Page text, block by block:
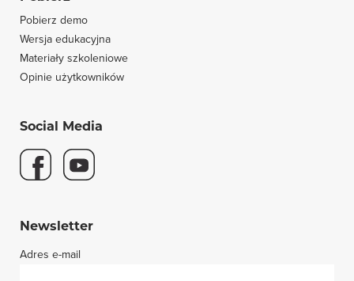
Pobierz demo
Wersja edukacyjna
Materiały szkoleniowe
Opinie użytkowników
Social Media
Newsletter
Adres e-mail